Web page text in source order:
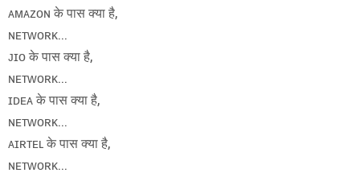
ᴀᴍᴀᴢᴏɴ के पास क्या है,
ɴᴇᴛᴡᴏʀᴋ...
ᴊɪᴏ के पास क्या है,
ɴᴇᴛᴡᴏʀᴋ...
ɪᴅᴇᴀ के पास क्या है,
ɴᴇᴛᴡᴏʀᴋ...
ᴀɪʀᴛᴇʟ के पास क्या है,
ɴᴇᴛᴡᴏʀᴋ...